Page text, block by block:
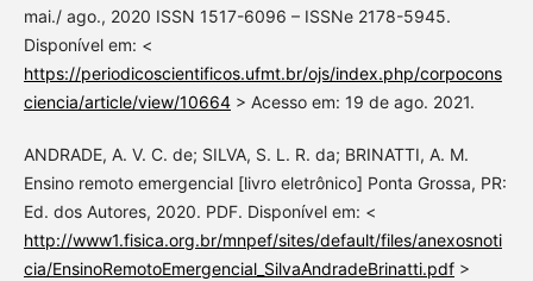
mai./ ago., 2020 ISSN 1517-6096 – ISSNe 2178-5945.
Disponível em: <
https://periodicoscientificos.ufmt.br/ojs/index.php/corpocons
ciencia/article/view/10664> Acesso em: 19 de ago. 2021.
ANDRADE, A. V. C. de; SILVA, S. L. R. da; BRINATTI, A. M.
Ensino remoto emergencial [livro eletrônico] Ponta Grossa, PR:
Ed. dos Autores, 2020. PDF. Disponível em: <
http://www1.fisica.org.br/mnpef/sites/default/files/anexosnoti
cia/EnsinoRemotoEmergencial_SilvaAndradeBrinatti.pdf>